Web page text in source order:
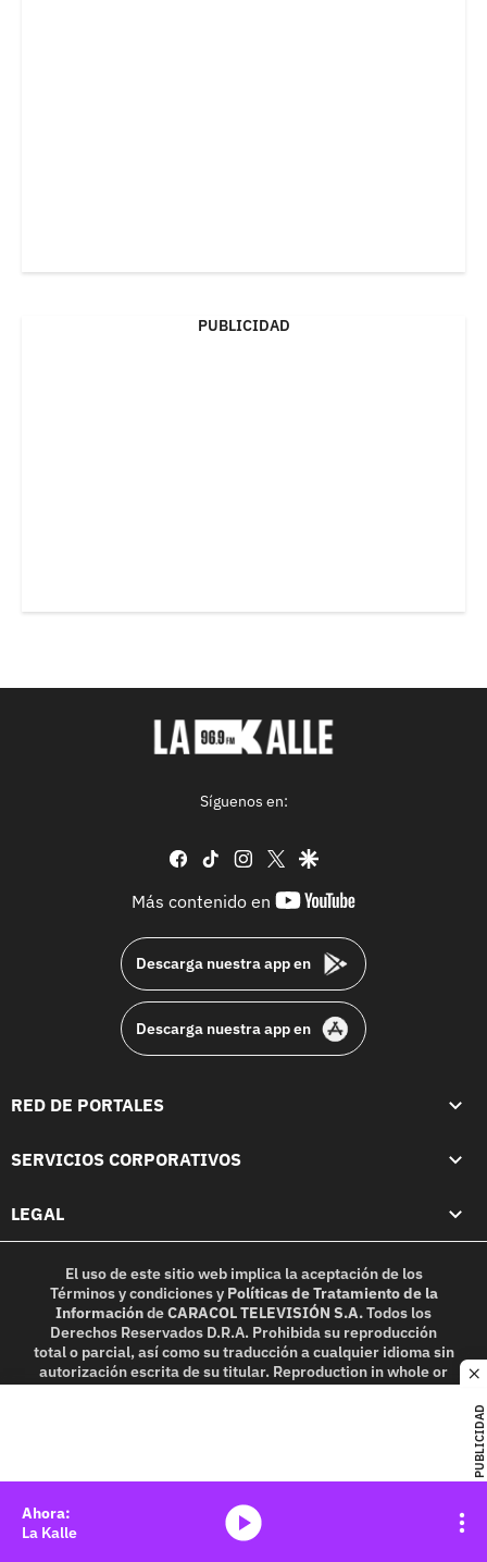
PUBLICIDAD
PUBLICIDAD
Síguenos en:
facebook
tiktok instagram
twittergoogle
Más contenido en
youtube-
Descarga nuestra app en
Descarga nuestra app en
RED DE PORTALES
SERVICIOS CORPORATIVOS
LEGAL
El uso de este sitio web implica la aceptación de los
Términos y condicionesy Políticas de Tratamiento de la
InformacióndeCARACOL TELEVISIÓN S.A.Todos los
Derechos Reservados D.R.A. Prohibida su reproducción
total o parcial, así como su traducción a cualquier idioma sin
autorización escrita de su titular. Reproduction in whole or
La Kalle